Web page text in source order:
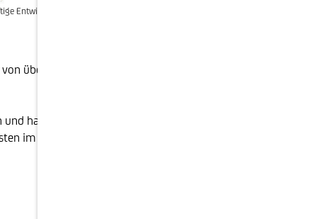
Entwicklung.
über 80% hinnehmen müssen. Derartig hohe
hat das Kind nicht mit dem Bade ausgeschüttet.
im Vergleich zu den Vorkrisenkursniveaus (siehe